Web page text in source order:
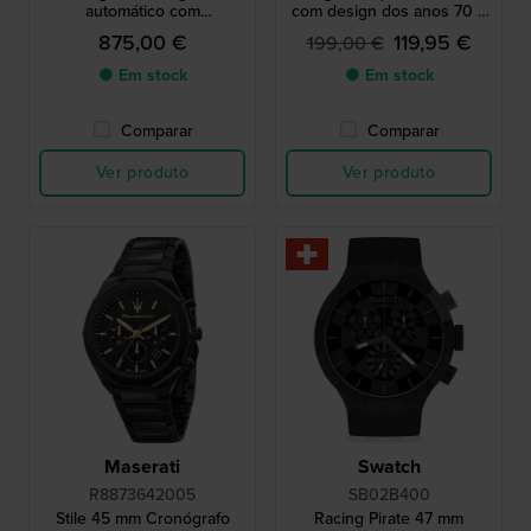
automático com
revestimento preto
875,00 €
● Em stock
Comparar
Ver produto
com design dos anos 70 e
caixa assimétrica
199,00 € 119,95 €
● Em stock
Comparar
Ver produto
Maserati
R8873642005
Stile 45 mm Cronógrafo
Swatch
SB02B400
Racing Pirate 47 mm